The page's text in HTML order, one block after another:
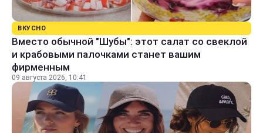
ВКУСНО
Вместо обычной "Шубы": этот салат со свеклой
и крабовыми палочками станет вашим
фирменным
09 августа 2026, 10:41